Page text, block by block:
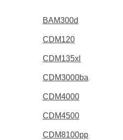
BAM300d
CDM120
CDM135xl
CDM3000ba
CDM4000
CDM4500
CDM8100pp